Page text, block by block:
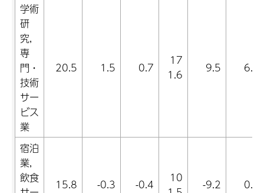
学術
研
究,
専
門・
技術
サー
ビス
業
20.5 1.5 0.7
17
1.6
9.5 6.6
宿泊
業,
飲食
15.8 -0.3 -0.4
10
-9.2 0.5